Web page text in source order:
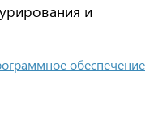
и
обеспечение